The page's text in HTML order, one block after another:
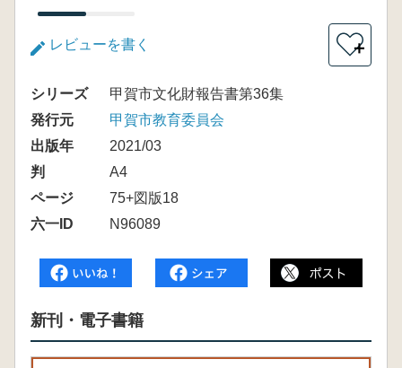
レビューを書く ＋
シリーズ
甲賀市文化財報告書第36集
発行元
甲賀市教育委員会
出版年
2021/03
判
A4
ページ
75+図版18
六一ID
N96089
新刊・電子書籍